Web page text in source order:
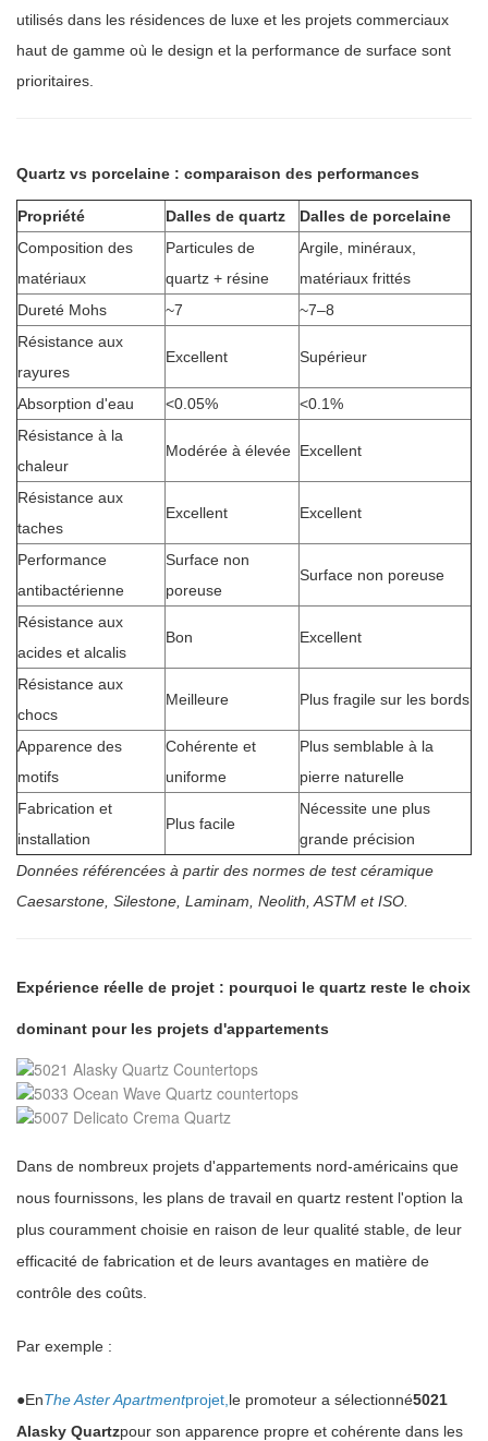
utilisés dans les résidences de luxe et les projets commerciaux
haut de gamme où le design et la performance de surface sont
prioritaires.
Quartz vs porcelaine : comparaison des performances
Propriété Dalles de quartz
Dalles de porcelaine
Composition des
matériaux
Particules de
quartz + résine
Argile, minéraux,
matériaux frittés
Dureté Mohs
~7
~7–8
Résistance aux
rayures
Excellent Supérieur
Absorption d'eau <0.05%
<0.1%
Résistance à la
chaleur
Modérée à élevée Excellent
Résistance aux
taches
Excellent Excellent
Performance
antibactérienne
Surface non
poreuse
Surface non poreuse
Résistance aux
acides et alcalis
Bon Excellent
Résistance aux
chocs
Meilleure Plus fragile sur les bords
Apparence des
motifs
Cohérente et
uniforme
Plus semblable à la
pierre naturelle
Fabrication et
installation
Plus facile
Nécessite une plus
grande précision
Données référencées à partir des normes de test céramique
Caesarstone, Silestone, Laminam, Neolith, ASTM et ISO.
Expérience réelle de projet : pourquoi le quartz reste le choix
dominant pour les projets d'appartements
Dans de nombreux projets d'appartements nord-américains que
nous fournissons, les plans de travail en quartz restent l'option la
plus couramment choisie en raison de leur qualité stable, de leur
efficacité de fabrication et de leurs avantages en matière de
contrôle des coûts.
Par exemple :
●EnThe Aster Apartmentprojet,le promoteur a sélectionné5021
Alasky Quartzpour son apparence propre et cohérente dans les